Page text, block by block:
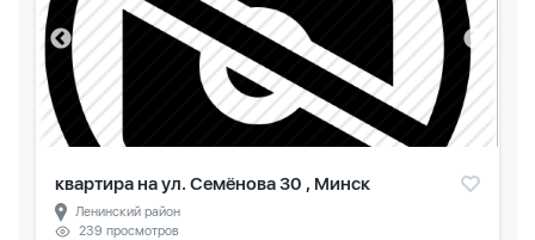
квартира на ул. Семёнова 30 , Минск
Ленинский район
239 просмотров